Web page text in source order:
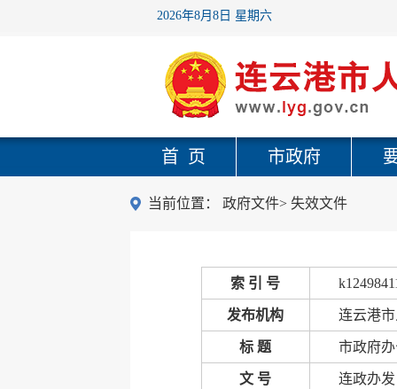
2026年8月8日 星期六
首 页 市政府
当前位置： 政府文件> 失效文件
索 引 号
发布机构 连云港
标 题 市政府
文 号 连政办发